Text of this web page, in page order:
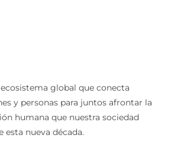
ecosistema global que conecta
y personas para juntos afrontar la
humana que nuestra sociedad
esta nueva década.